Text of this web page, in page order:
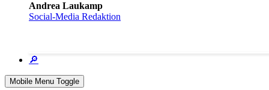
Andrea Laukamp
Social-Media Redaktion
🔎
Mobile Menu Toggle